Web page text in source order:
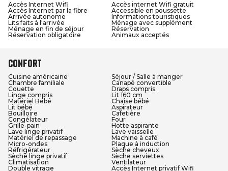
Accès Internet Wifi
Accès internet Wifi gratuit
Accès Internet par la fibre
Accessible en poussette
Arrivée autonome
Informations touristiques
Lits faits à l'arrivée
Ménage avec supplément
Ménage en fin de séjour
Réservation
Réservation obligatoire
Animaux acceptés
Confort
Cuisine américaine
Séjour / Salle à manger
Chambre familiale
Canapé convertible
Couette
Draps compris
Linge compris
Lit 160 cm
Matériel Bébé
Chaise bébé
Lit bébé
Aspirateur
Bouilloire
Cafetière
Congélateur
Four
Grille-pain
Hotte aspirante
Lave linge privatif
Lave vaisselle
Matériel de repassage
Machine à café
Micro-ondes
Plaque à induction
Réfrigérateur
Sèche cheveux
Sèche linge privatif
Sèche serviettes
Climatisation
Ventilateur
Double vitrage
Accès Internet privatif Wifi